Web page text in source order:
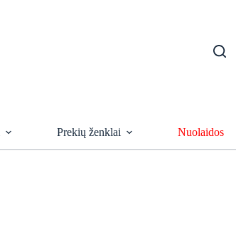
Prekių ženklai Nuolaidos